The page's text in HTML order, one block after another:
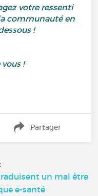
votre ressenti
communauté en
!
!
Partager
un mal être
e-santé